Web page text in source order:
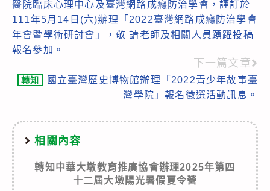
articles
醫院臨床心理中心及臺灣網路成癮防治學會，謹訂於
111年5月14日(六)辦理「2022臺灣網路成癮防治學會
年會暨學術研討會」，敬 請老師及相關人員踴躍投稿
報名參加。
下一篇文章
轉知
國立臺灣歷史博物館辦理「2022青少年故事臺
灣學院」報名徵選活動訊息。
相關內容
轉知中華大墩教育推廣協會辦理2025年第四
十二屆大墩陽光暑假夏令營